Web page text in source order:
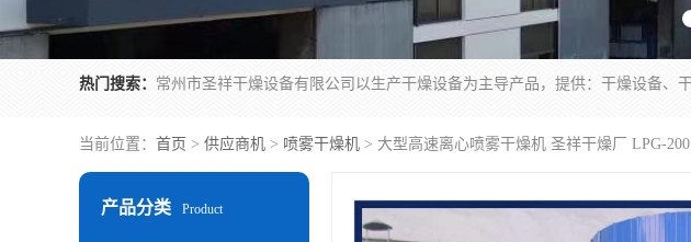
热门搜索：
当前位置： 首页 > 供应商机 > 喷雾干燥机 > 大型高速离心喷雾干燥机 圣祥干燥厂 LPG-200
产品分类 Product